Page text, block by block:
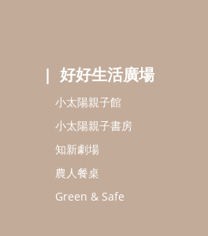
好好生活廣場
小太陽親子館
小太陽親子書房
知新劇場
農人餐桌
Green & Safe